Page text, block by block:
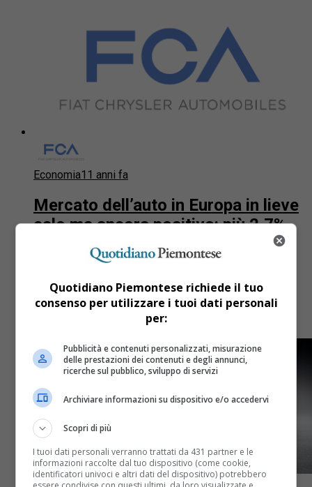
Economia11 anni fa
Mercato dell’auto in Europa in lieve
calo ma ancora positivo: più 2,7%.
Fa meglio Fca che segna un più
Positivo anche se in lieve calo. Anche se il mercato
europeo dell’auto è in lieve flessione resta positivo.
Secondo i dati Acea (European
Quotidiano Piemontese richiede il tuo
consenso per utilizzare i tuoi dati personali
per:
Pubblicità e contenuti personalizzati, misurazione
delle prestazioni dei contenuti e degli annunci,
ricerche sul pubblico, sviluppo di servizi
Archiviare informazioni su dispositivo e/o accedervi
Scopri di più
I tuoi dati personali verranno trattati da 431 partner e le
informazioni raccolte dal tuo dispositivo (come cookie,
identificatori univoci e altri dati del dispositivo) potrebbero